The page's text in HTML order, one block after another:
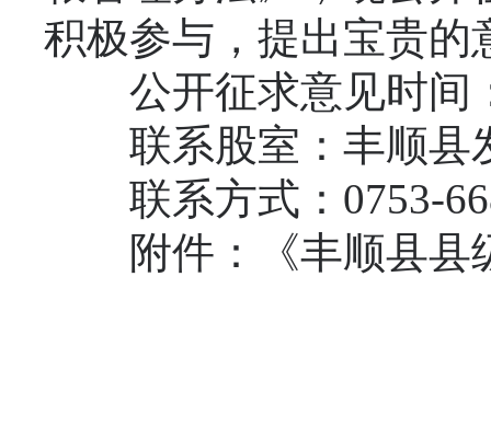
积极参与，提出宝贵的
公开征求意见时间
联系股室：丰顺县
联系方式：0753-
附件：《丰顺县县